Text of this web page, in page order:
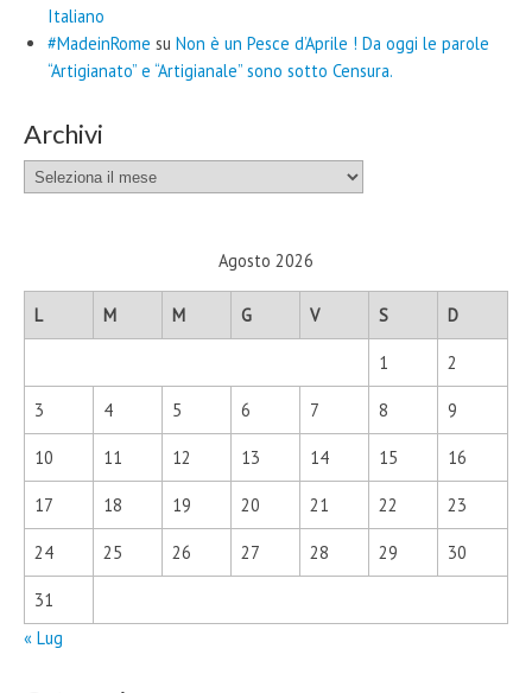
Italiano
#MadeinRome su Non è un Pesce d’Aprile ! Da oggi le parole
“Artigianato” e “Artigianale” sono sotto Censura.
Archivi
Archivi
Agosto 2026
L M M G V S D
1 2
3 4 5 6 7 8 9
10 11 12 13 14 15 16
17 18 19 20 21 22 23
24 25 26 27 28 29 30
31
« Lug